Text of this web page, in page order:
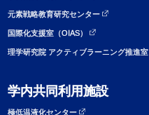
元素戦略教育研究センター
国際化支援室（OIAS）
理学研究院 アクティブラーニング推進室
学内共同利用施設
極低温液化センター